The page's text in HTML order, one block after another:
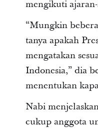
mengikuti
“Mungkin
tanya apakah
mengatakan
Indonesia,” dia
menentukan
Nabi
cukup anggota